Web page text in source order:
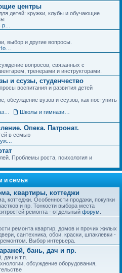
центры
детей: кружки, клубы и обучающие
выбор и другие вопросы.
вопросов, связанных с
тренерами и инструкторами.
и ссузы, студенчество
воспитания и развития детей
обсуждение вузов и ссузов, как поступить
Опека. Патронат.
в семью
Проблемы роста, психология и
и семья
квартиры, коттеджи
коттеджи. Особенности продажи, покупки
и пр. Тонкости выбора места
ремонта - отдельный форум
ремонта квартир, домов и прочих жилых
сантехника, обои, краски, шпаклевки -
Выбор интерьера.
бань, дач и пр.
дач и т.п.
обсуждение оборудования,